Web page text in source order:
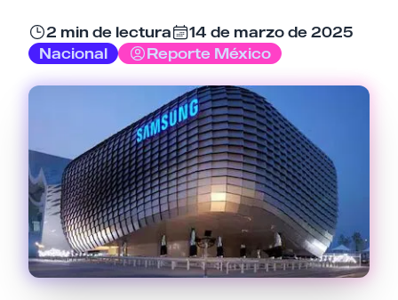
2 min de lectura
14 de marzo de 2025
Nacional
Reporte México
Cancelar Enviar comentario